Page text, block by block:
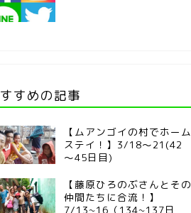
おすすめの記事
【ムアンゴイの村でホーム
ステイ！】3/18～21(42
～45日目)
【藤原ひろのぶさんとその
仲間たちに合流！】
7/13~16（134~137日